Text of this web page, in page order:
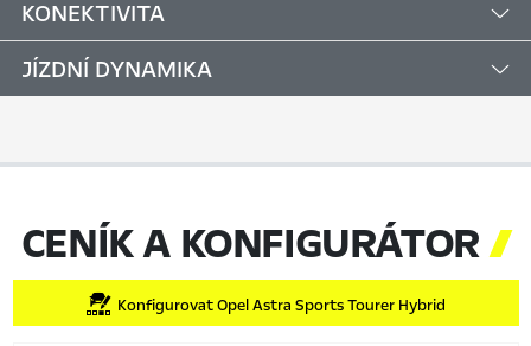
KONEKTIVITA
JÍZDNÍ DYNAMIKA
CENÍK A KONFIGURÁTOR
Konfigurovat Opel Astra Sports Tourer Hybrid